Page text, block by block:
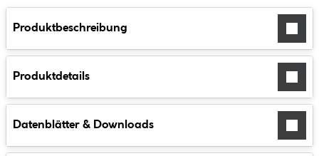
Produktbeschreibung
Produktdetails
Datenblätter & Downloads